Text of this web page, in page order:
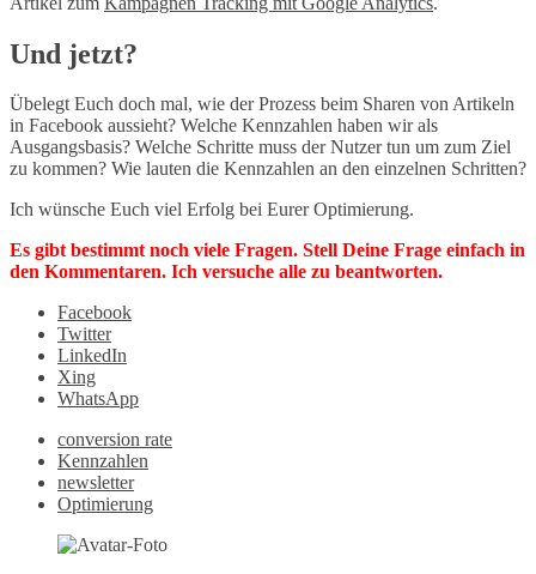
Und jetzt?
Übelegt Euch doch mal, wie der Prozess beim Sharen von Artikeln
in Facebook aussieht? Welche Kennzahlen haben wir als
Ausgangsbasis? Welche Schritte muss der Nutzer tun um zum Ziel
zu kommen? Wie lauten die Kennzahlen an den einzelnen Schritten?
Ich wünsche Euch viel Erfolg bei Eurer Optimierung.
Es gibt bestimmt noch viele Fragen. Stell Deine Frage einfach in
den Kommentaren. Ich versuche alle zu beantworten.
Facebook
Twitter
LinkedIn
Xing
WhatsApp
conversion rate
Kennzahlen
newsletter
Optimierung